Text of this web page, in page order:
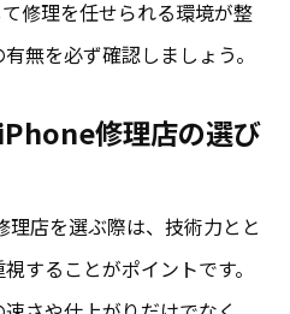
修理を任せられる環境が整
無を必ず確認しましょう。
修理店の選び
店を選ぶ際は、技術力とと
することがポイントです。